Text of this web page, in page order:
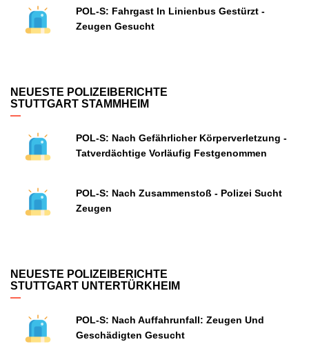
POL-S: Fahrgast In Linienbus Gestürzt -
Zeugen Gesucht
NEUESTE POLIZEIBERICHTE
STUTTGART STAMMHEIM
POL-S: Nach Gefährlicher Körperverletzung -
Tatverdächtige Vorläufig Festgenommen
POL-S: Nach Zusammenstoß - Polizei Sucht
Zeugen
NEUESTE POLIZEIBERICHTE
STUTTGART UNTERTÜRKHEIM
POL-S: Nach Auffahrunfall: Zeugen Und
Geschädigten Gesucht